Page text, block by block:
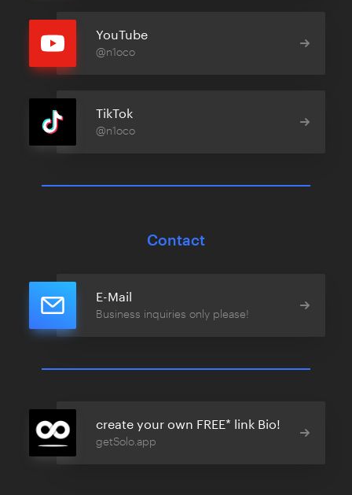
YouTube
@n1oco
TikTok
@n1oco
Contact
E-Mail
Business inquiries only please!
create your own FREE* link Bio!
getSolo.app